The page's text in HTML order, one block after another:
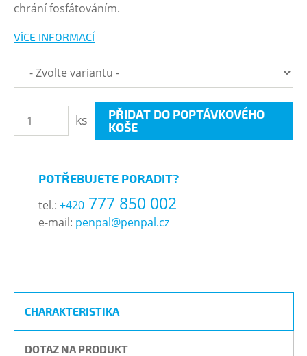
chrání fosfátováním.
VÍCE INFORMACÍ
ks
PŘIDAT DO POPTÁVKOVÉHO
KOŠE
POTŘEBUJETE PORADIT?
tel.: +420 777 850 002
e-mail: penpal@penpal.cz
CHARAKTERISTIKA
DOTAZ NA PRODUKT